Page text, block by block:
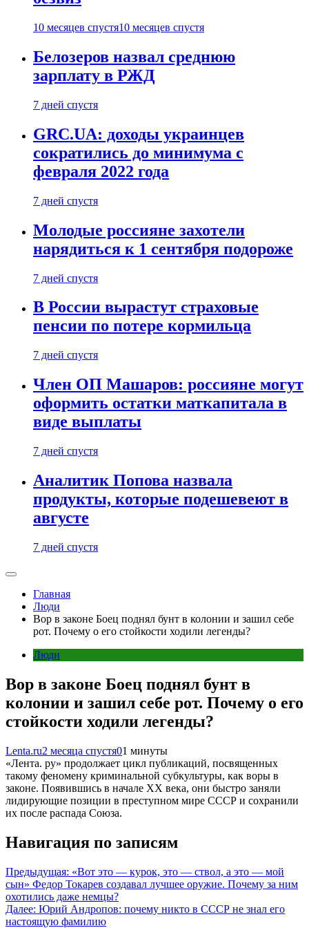
10 месяцев спустя10 месяцев спустя
Белозеров назвал среднюю
зарплату в РЖД
7 дней спустя
GRC.UA: доходы украинцев
сократились до минимума с
февраля 2022 года
7 дней спустя
Молодые россияне захотели
нарядиться к 1 сентября подороже
7 дней спустя
В России вырастут страховые
пенсии по потере кормильца
7 дней спустя
Член ОП Машаров: россияне могут
оформить остатки маткапитала в
виде выплаты
7 дней спустя
Аналитик Попова назвала
продукты, которые подешевеют в
августе
7 дней спустя
Главная
Люди
Вор в законе Боец поднял бунт в колонии и зашил себе
рот. Почему о его стойкости ходили легенды?
Люди
Вор в законе Боец поднял бунт в
колонии и зашил себе рот. Почему о его
стойкости ходили легенды?
Lenta.ru2 месяца спустя01 минуты
«Лента. ру» продолжает цикл публикаций, посвященных
такому феномену криминальной субкультуры, как воры в
законе. Появившись в начале XX века, они быстро заняли
лидирующие позиции в преступном мире СССР и сохранили
их после распада Союза.
Навигация по записям
Предыдущая: «Вот это — курок, это — ствол, а это — мой
сын» Федор Токарев создавал лучшее оружие. Почему за ним
охотились даже немцы?
Далее: Юрий Андропов: почему никто в СССР не знал его
настоящую фамилию